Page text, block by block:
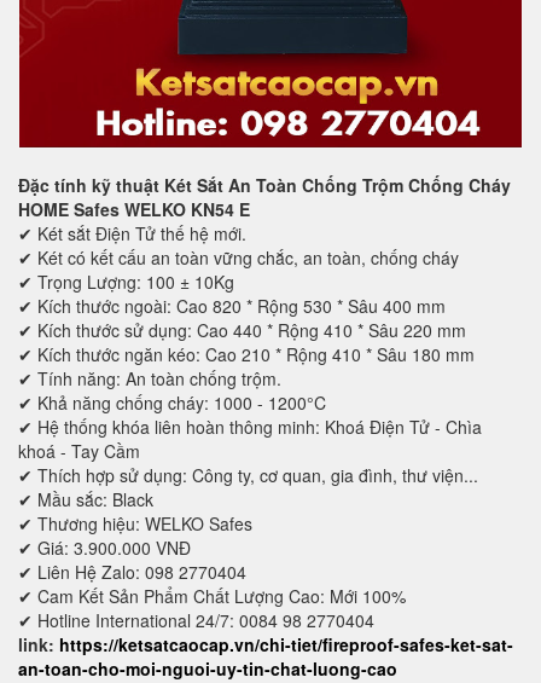
Đặc tính kỹ thuật Két Sắt An Toàn Chống Trộm Chống Cháy
HOME Safes WELKO KN54 E
✔ Két sắt Điện Tử thế hệ mới.
✔ Két có kết cấu an toàn vững chắc, an toàn, chống cháy
✔ Trọng Lượng: 100 ± 10Kg
✔ Kích thước ngoài: Cao 820 * Rộng 530 * Sâu 400 mm
✔ Kích thước sử dụng: Cao 440 * Rộng 410 * Sâu 220 mm
✔ Kích thước ngăn kéo: Cao 210 * Rộng 410 * Sâu 180 mm
✔ Tính năng: An toàn chống trộm.
✔ Khả năng chống cháy: 1000 - 1200°C
✔ Hệ thống khóa liên hoàn thông minh: Khoá Điện Tử - Chìa
khoá - Tay Cầm
✔ Thích hợp sử dụng: Công ty, cơ quan, gia đình, thư viện...
✔ Mầu sắc: Black
✔ Thương hiệu: WELKO Safes
✔ Giá: 3.900.000 VNĐ
✔ Liên Hệ Zalo: 098 2770404
✔ Cam Kết Sản Phẩm Chất Lượng Cao: Mới 100%
✔ Hotline International 24/7: 0084 98 2770404
link: https://ketsatcaocap.vn/chi-tiet/fireproof-safes-ket-sat-
an-toan-cho-moi-nguoi-uy-tin-chat-luong-cao